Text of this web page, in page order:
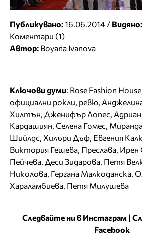
Публикувано:16.06.2014 / Видяно:
Коментари (1)
Автор: Boyana Ivanova
Ключови думи: Rose Fashion House,
официални рокли, ревю,
Хилтън, Дженифър Лопес,
Кардашиян, Селена Гомес,
Шийлдс, Хилъри Дъф, Евгения
Виктория Гешева, Преслава, Ирен
Пейчева, Деси Зидарова, Петя
Николова, Гергана Малкоданска,
Хараламбиева, Петя Милушева
Следвайте ни в Инстаграм |
Facebook